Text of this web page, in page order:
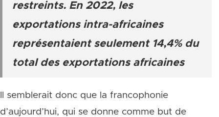
restreints. En 2022, les
exportations intra-africaines
représentaient seulement 14,4% du
total des exportations africaines
Il semblerait donc que la francophonie
d’aujourd’hui, qui se donne comme but de